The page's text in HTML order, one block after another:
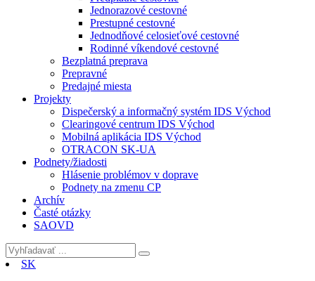
Jednorazové cestovné
Prestupné cestovné
Jednodňové celosieťové cestovné
Rodinné víkendové cestovné
Bezplatná preprava
Prepravné
Predajné miesta
Projekty
Dispečerský a informačný systém IDS Východ
Clearingové centrum IDS Východ
Mobilná aplikácia IDS Východ
OTRACON SK-UA
Podnety/žiadosti
Hlásenie problémov v doprave
Podnety na zmenu CP
Archív
Časté otázky
SAOVD
SK